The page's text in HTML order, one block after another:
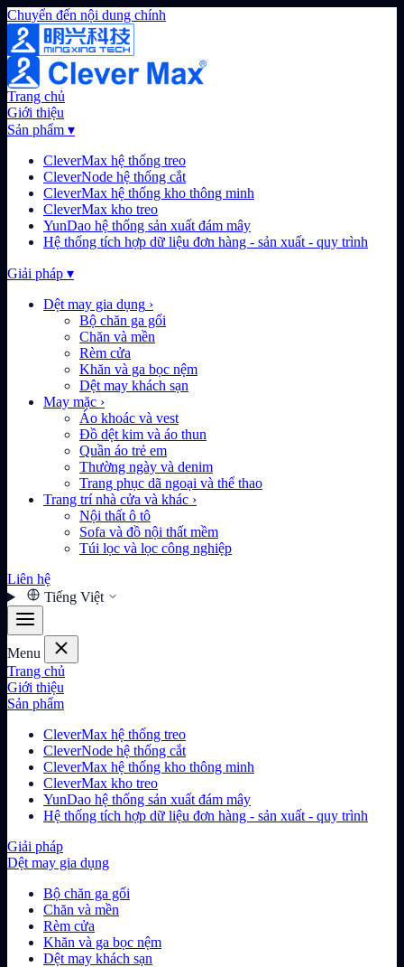
Chuyển đến nội dung chính
Trang chủ
Giới thiệu
Sản phẩm ▾
CleverMax hệ thống treo
CleverNode hệ thống cắt
CleverMax hệ thống kho thông minh
CleverMax kho treo
YunDao hệ thống sản xuất đám mây
Hệ thống tích hợp dữ liệu đơn hàng - sản xuất - quy trình
Giải pháp ▾
Dệt may gia dụng ›
Bộ chăn ga gối
Chăn và mền
Rèm cửa
Khăn và ga bọc nệm
Dệt may khách sạn
May mặc ›
Áo khoác và vest
Đồ dệt kim và áo thun
Quần áo trẻ em
Thường ngày và denim
Trang phục dã ngoại và thể thao
Trang trí nhà cửa và khác ›
Nội thất ô tô
Sofa và đồ nội thất mềm
Túi lọc và lọc công nghiệp
Liên hệ
Tiếng Việt
Menu
Trang chủ
Giới thiệu
Sản phẩm
CleverMax hệ thống treo
CleverNode hệ thống cắt
CleverMax hệ thống kho thông minh
CleverMax kho treo
YunDao hệ thống sản xuất đám mây
Hệ thống tích hợp dữ liệu đơn hàng - sản xuất - quy trình
Giải pháp
Dệt may gia dụng
Bộ chăn ga gối
Chăn và mền
Rèm cửa
Khăn và ga bọc nệm
Dệt may khách sạn